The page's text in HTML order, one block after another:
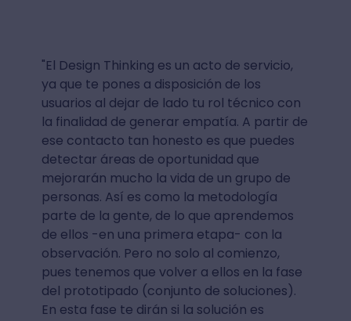
"El Design Thinking es un acto de servicio,
ya que te pones a disposición de los
usuarios al dejar de lado tu rol técnico con
la finalidad de generar empatía. A partir de
ese contacto tan honesto es que puedes
detectar áreas de oportunidad que
mejorarán mucho la vida de un grupo de
personas. Así es como la metodología
parte de la gente, de lo que aprendemos
de ellos -en una primera etapa- con la
observación. Pero no solo al comienzo,
pues tenemos que volver a ellos en la fase
del prototipado (conjunto de soluciones).
En esta fase te dirán si la solución es